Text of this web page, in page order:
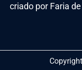
criado por Faria de